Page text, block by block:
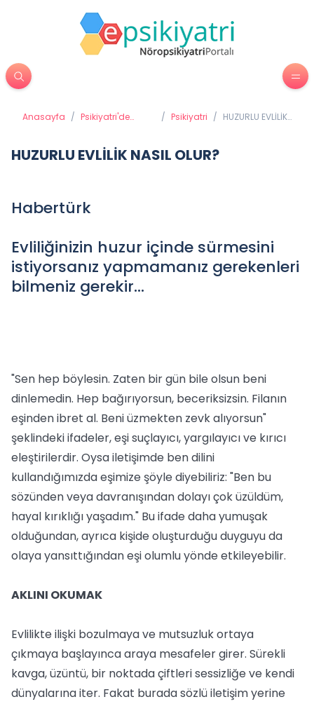
Anasayfa / Psikiyatri'de
/ Psikiyatri / HUZURLU EVLİLİK
HUZURLU EVLİLİK NASIL OLUR?
Habertürk
Evliliğinizin huzur içinde sürmesini
istiyorsanız yapmamanız gerekenleri
bilmeniz gerekir...
"Sen hep böylesin. Zaten bir gün bile olsun beni
dinlemedin. Hep bağırıyorsun, beceriksizsin. Filanın
eşinden ibret al. Beni üzmekten zevk alıyorsun"
şeklindeki ifadeler, eşi suçlayıcı, yargılayıcı ve kırıcı
eleştirilerdir. Oysa iletişimde ben dilini
kullandığımızda eşimize şöyle diyebiliriz: "Ben bu
sözünden veya davranışından dolayı çok üzüldüm,
hayal kırıklığı yaşadım." Bu ifade daha yumuşak
olduğundan, ayrıca kişide oluşturduğu duyguyu da
olaya yansıttığından eşi olumlu yönde etkileyebilir.
AKLINI OKUMAK
Evlilikte ilişki bozulmaya ve mutsuzluk ortaya
çıkmaya başlayınca araya mesafeler girer. Sürekli
kavga, üzüntü, bir noktada çiftleri sessizliğe ve kendi
dünyalarına iter. Fakat burada sözlü iletişim yerine